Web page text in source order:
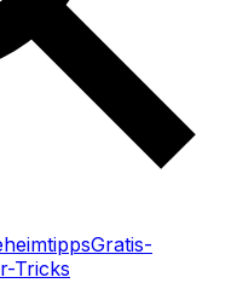
Gratis-
Tricks